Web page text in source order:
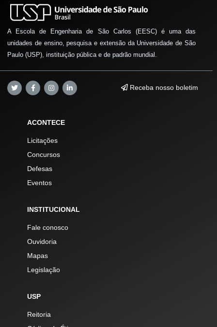
A Escola de Engenharia de São Carlos (EESC) é uma das
unidades de ensino, pesquisa e extensão da Universidade de São
Paulo (USP), instituição pública e de padrão mundial.
Receba nosso boletim
ACONTECE
Licitações
Concursos
Defesas
Eventos
INSTITUCIONAL
Fale conosco
Ouvidoria
Mapas
Legislação
USP
Reitoria